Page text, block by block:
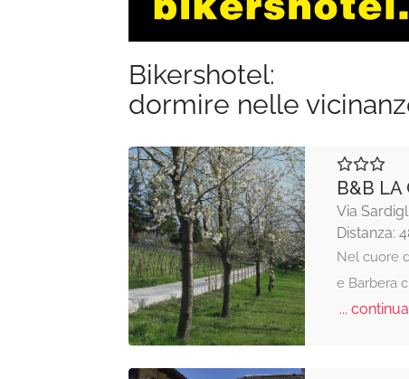
Bikershotel:
dormire nelle
B&B LA
Via
Distanza:
Nel cuore
e Barbera
...